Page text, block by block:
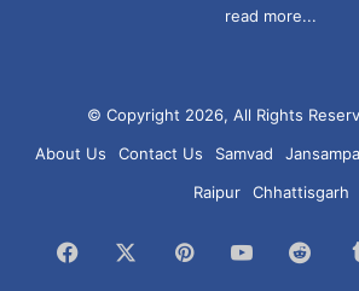
read more...
© Copyright 2026, All Rights
About Us
Contact Us Samvad
Raipur
Chhattisgarh
Facebook PinterestYouTube